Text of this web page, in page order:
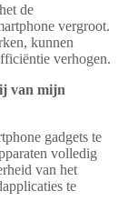
de
vergroot.
kunnen
verhogen.
van mijn
gadgets te
volledig
van het
te